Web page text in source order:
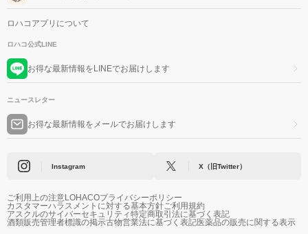
ロハコアプリについて
ロハコ公式LINE
お得な最新情報をLINEでお届けします
ニュースレター
お得な最新情報をメールでお届けします
Instagram X（旧Twitter）
ご利用上の注意LOHACOプライバシーポリシー
カスタマーハラスメントに対する基本方針ご利用規約
アスクルのサイバーセキュリティ特定商取引法に基づく表記
酒類販売管理者標識の掲示古物営業法に基づく表記医薬品の販売に関する表示